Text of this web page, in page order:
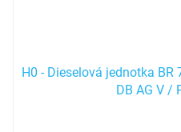
H0 - Dieselová jednotka
DB AG V /